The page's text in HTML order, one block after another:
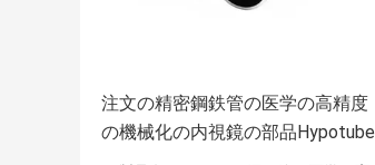
注文の精密鋼鉄管の医学の高精度
の機械化の内視鏡の部品Hypotube